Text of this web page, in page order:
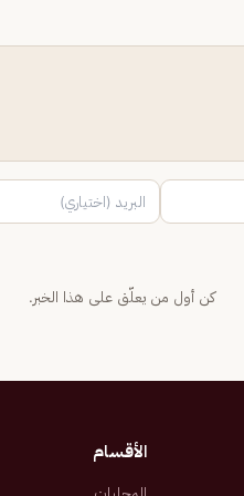
كن أول من يعلّق على هذا الخبر.
الأقسام